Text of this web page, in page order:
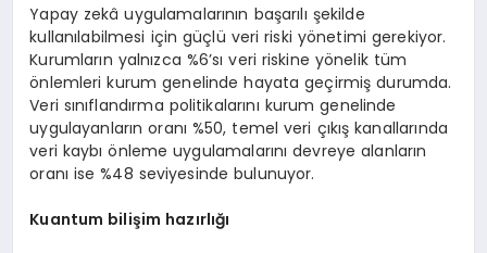
Yapay zekâ uygulamalarının başarılı şekilde
kullanılabilmesi için güçlü veri riski yönetimi gerekiyor.
Kurumların yalnızca %6’sı veri riskine yönelik tüm
önlemleri kurum genelinde hayata geçirmiş durumda.
Veri sınıflandırma politikalarını kurum genelinde
uygulayanların oranı %50, temel veri çıkış kanallarında
veri kaybı önleme uygulamalarını devreye alanların
oranı ise %48 seviyesinde bulunuyor.
Kuantum bilişim hazırlığı